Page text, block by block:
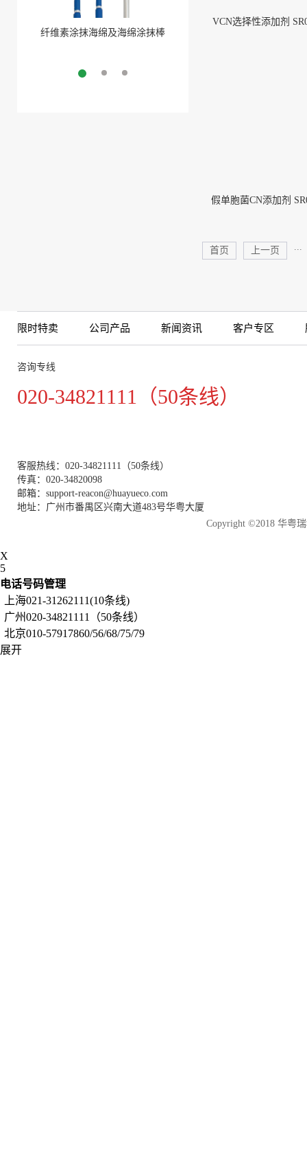
纤维素涂抹海绵及海绵涂抹棒
VCN选择性添加剂
假单胞菌CN添加剂
首页 上一页 ...
限时特卖 公司产品 新闻资讯 客户专区
咨询专线
020-34821111（50条线）
客服热线：020-34821111（50条线）
传真：020-34820098
邮箱：support-reacon@huayueco.com
地址：广州市番禺区兴南大道483号华粤大厦
Copyright ©2018 华粤
X
5
电话号码管理
上海021-31262111(10条线)
广州020-34821111（50条线）
北京010-57917860/56/68/75/79
展开